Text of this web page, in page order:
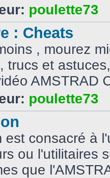
poulette73
: Cheats
, mourez
trucs et
AMSTRAD
poulette73
est consacré à
ou l'utilitaires
que